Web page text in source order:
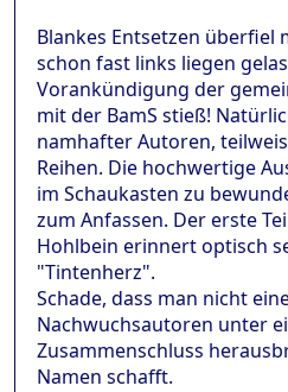
Blankes Entsetzen überfiel
schon fast links liegen
Vorankündigung der
mit der BamS stieß!
namhafter Autoren,
Reihen. Die hochwertige
im Schaukasten zu
zum Anfassen. Der erste
Hohlbein erinnert optisch
"Tintenherz".
Schade, dass man nicht
Nachwuchsautoren unter
Zusammenschluss
Namen schafft.